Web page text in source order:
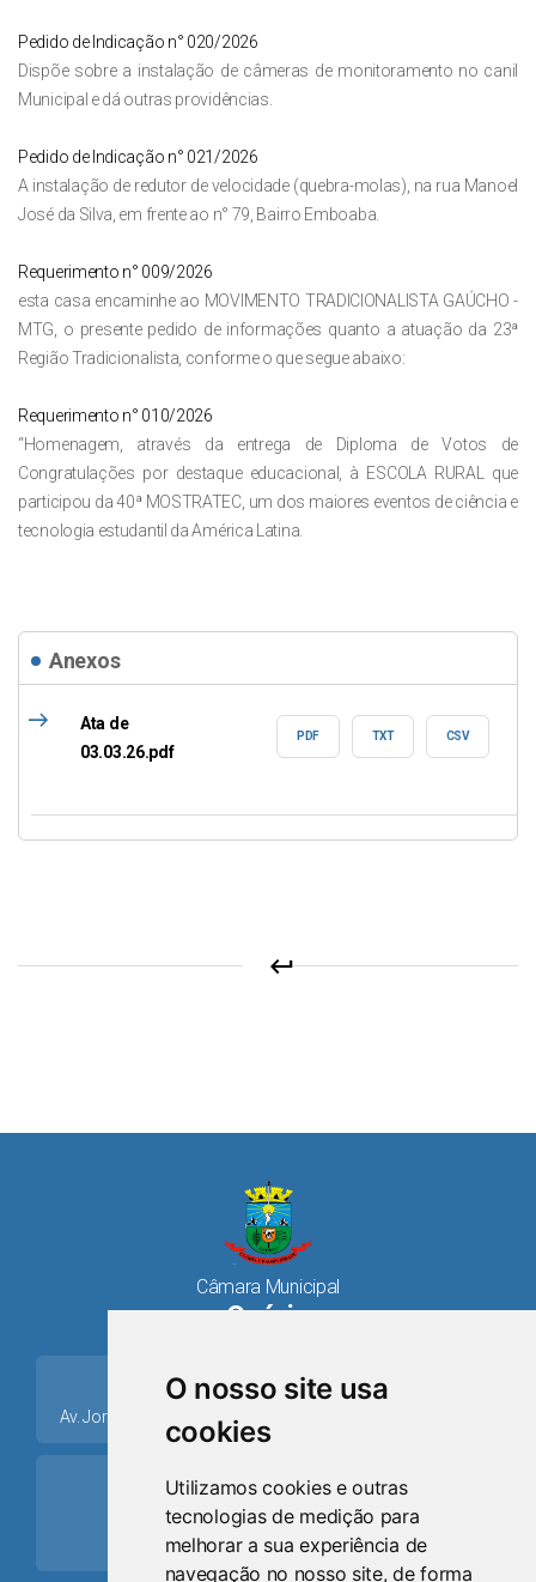
O nosso site usa
cookies
Utilizamos cookies e outras
tecnologias de medição para
melhorar a sua experiência de
navegação no nosso site, de forma
Pedido de Indicação n° 020/2026
Dispõe sobre a instalação de câmeras de monitoramento no canil
Municipal e dá outras providências.
Pedido de Indicação n° 021/2026
A instalação de redutor de velocidade (quebra-molas), na rua Manoel
José da Silva, em frente ao n° 79, Bairro Emboaba.
Requerimento n° 009/2026
esta casa encaminhe ao MOVIMENTO TRADICIONALISTA GAÚCHO -
MTG, o presente pedido de informações quanto a atuação da 23ª
Região Tradicionalista, conforme o que segue abaixo:
Requerimento n° 010/2026
“Homenagem, através da entrega de Diploma de Votos de
Congratulações por destaque educacional, à ESCOLA RURAL que
participou da 40ª MOSTRATEC, um dos maiores eventos de ciência e
tecnologia estudantil da América Latina.
Anexos
east
Ata de
03.03.26.pdf
PDF TXT CSV
keyboard_return
Câmara Municipal
Osório
place
Av. Jorge Dariva, 1211, Centro CEP: 95520.000 - Osório/RS
ring_volume
Telefone
(51) 9 8024-0884